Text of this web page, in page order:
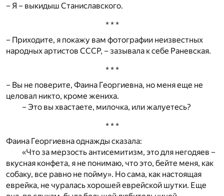
– Я – выкидыш Станиславского.
* * *
– Приходите, я покажу вам фотографии неизвестных
народных артистов СССР, – зазывала к себе Раневская.
* * *
– Вы не поверите, Фаина Георгиевна, но меня еще не
целовал никто, кроме жениха.
– Это вы хвастаете, милочка, или жалуетесь?
* * *
Фаина Георгиевна однажды сказала:
«Что за мерзость антисемитизм, это для негодяев –
вкусная конфета, я не понимаю, что это, бейте меня, как
собаку, все равно не пойму». Но сама, как настоящая
еврейка, не чуралась хорошей еврейской шутки. Еще